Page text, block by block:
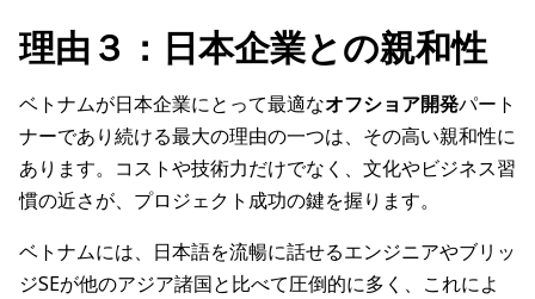
理由３：日本企業との親和性
ベトナムが日本企業にとって最適なオフショア開発パート
ナーであり続ける最大の理由の一つは、その高い親和性に
あります。コストや技術力だけでなく、文化やビジネス習
慣の近さが、プロジェクト成功の鍵を握ります。
ベトナムには、日本語を流暢に話せるエンジニアやブリッ
ジSEが他のアジア諸国と比べて圧倒的に多く、これによ